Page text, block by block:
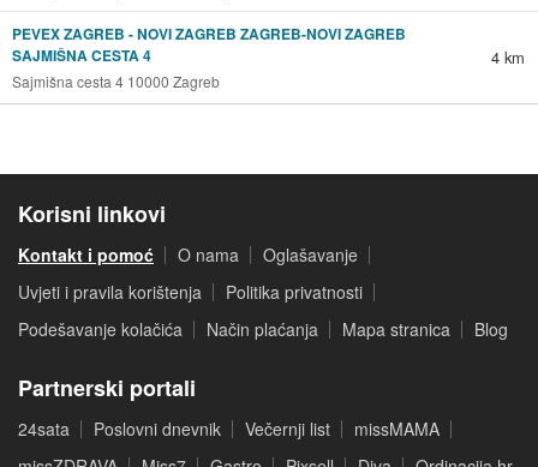
PEVEX ZAGREB - NOVI ZAGREB ZAGREB-NOVI ZAGREB
SAJMIŠNA CESTA 4
Sajmišna cesta 4 10000 Zagreb
4 km
Korisni linkovi
Kontakt i pomoć O nama
Oglašavanje
Uvjeti i pravila korištenja
Politika privatnosti
Podešavanje kolačića
Način plaćanja Mapa stranica Blog
Partnerski portali
24sata Poslovni dnevnik Večernji list
missMAMA